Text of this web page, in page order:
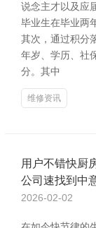
说念主才以及应
毕业生在毕业两
其次，通过积分
年岁、学历、社
分。其中
维修资讯
用户不错快厨
公司速找到中
2026-02-02